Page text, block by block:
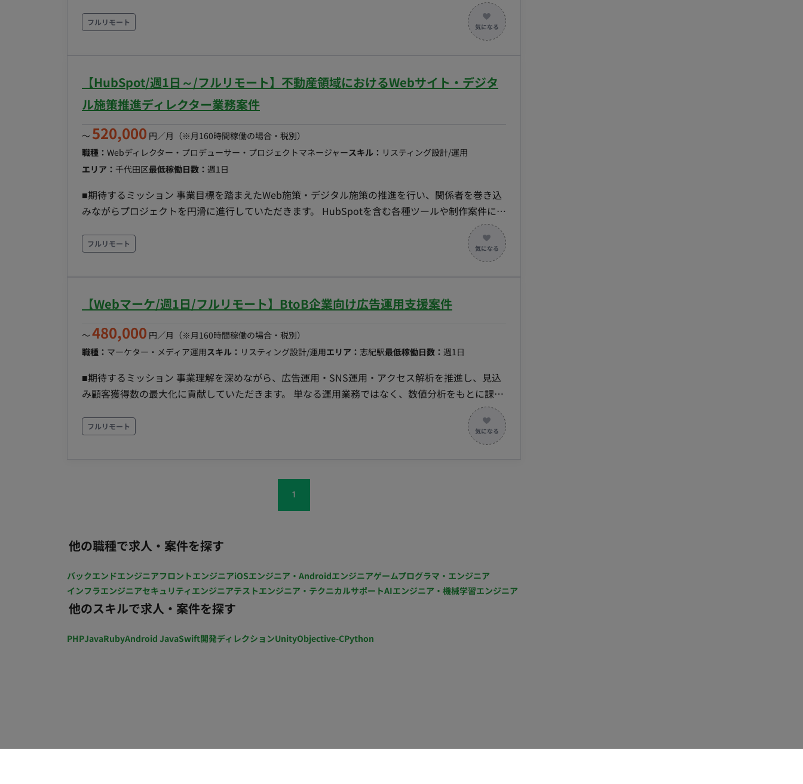
案】 ・ゲームアプリの集客戦略立案 ・広告予算配分の設計 ・媒体選定および配信方針策定 【広告
当者 ・外部パートナー企業 ■媒体 Google広告 Meta広告 TikTok広告 X広告 ■働き方 ・稼働量：応
相談 ・リモート稼働：フルリモート ・フレックス稼働：応相談
フルリモート
【HubSpot/週1日～/フルリモート】不動産領域におけるWebサイト・デジタ
ル施策推進ディレクター業務案件
〜 520,000 円／月 （※月160時間稼働の場合・税別）
職種： Webディレクター・プロデューサー・プロジェクトマネージャースキル： リスティング設計/運用
エリア： 千代田区最低稼働日数： 週1日
■期待するミッション 事業目標を踏まえたWeb施策・デジタル施策の推進を行い、関係者を巻き込
みながらプロジェクトを円滑に進行していただきます。 HubSpotを含む各種ツールや制作案件にお
クト推進・進行管理】 ・Webサイト改修プロジェクトの進行管理 ・スケジュール管理およびタス
び改善 ・ホワイトペーパー企画 ・ウェビナー企画 ・メールマーケティング施策立案 ■働き方 ・稼
フルリモート
【Webマーケ/週1日/フルリモート】BtoB企業向け広告運用支援案件
〜 480,000 円／月 （※月160時間稼働の場合・税別）
職種： マーケター・メディア運用スキル： リスティング設計/運用エリア： 志紀駅最低稼働日数： 週1日
■期待するミッション 事業理解を深めながら、広告運用・SNS運用・アクセス解析を推進し、見込
み顧客獲得数の最大化に貢献していただきます。 単なる運用業務ではなく、数値分析をもとに課題
容・担当工程 【Google広告運用】 ・Google広告の運用 ・キーワード設計 ・広告文改善 ・広告成
フルリモート
1
他の職種で求人・案件を探す
バックエンドエンジニアフロントエンジニアiOSエンジニア・Androidエンジニアゲームプログラマ・エンジニア
インフラエンジニアセキュリティエンジニアテストエンジニア・テクニカルサポートAIエンジニア・機械学習エンジニア
他のスキルで求人・案件を探す
PHPJavaRubyAndroid JavaSwift開発ディレクションUnityObjective-CPython